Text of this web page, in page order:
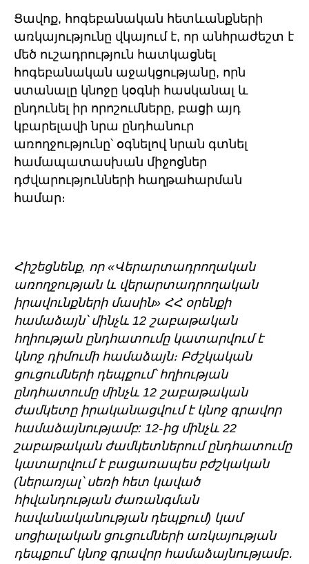
Ցավոք, հոգեբանական հետևանքների
առկայությունը վկայում է, որ անհրաժեշտ է
մեծ ուշադրություն հատկացնել
հոգեբանական աջակցությանը, որն
ստանալը կնոջը կօգնի հասկանալ և
ընդունել իր որոշումները, բացի այդ
կբարելավի նրա ընդհանուր
առողջությունը՝ օգնելով նրան գտնել
համապատասխան միջոցներ
դժվարությունների հաղթահարման
համար։
Հիշեցնենք, որ «Վերարտադրողական
առողջության և վերարտադրողական
իրավունքների մասին» ՀՀ օրենքի
համաձայն՝ մինչև 12 շաբաթական
հղիության ընդհատումը կատարվում է
կնոջ դիմումի համաձայն։ Բժշկական
ցուցումների դեպքում՝ հղիության
ընդհատումը մինչև 12 շաբաթական
ժամկետը իրականացվում է կնոջ գրավոր
համաձայնությամբ: 12-ից մինչև 22
շաբաթական ժամկետներում ընդհատումը
կատարվում է բացառապես բժշկական
(ներառյալ՝ սեռի հետ կաված
հիվանդության ժառանգման
հավանականության դեպքում) կամ
սոցիալական ցուցումների առկայության
դեպքում՝ կնոջ գրավոր համաձայնությամբ․